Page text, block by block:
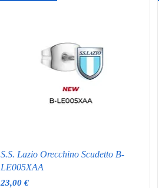
S.S. Lazio Orecchino Scudetto B-
LE005XAA
Prezzo
23,00 €